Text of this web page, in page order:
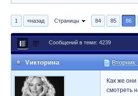
1 «назад Страницы 84 85 86
Сообщений в теме: 4239
Vикторина
Как же
смотреть